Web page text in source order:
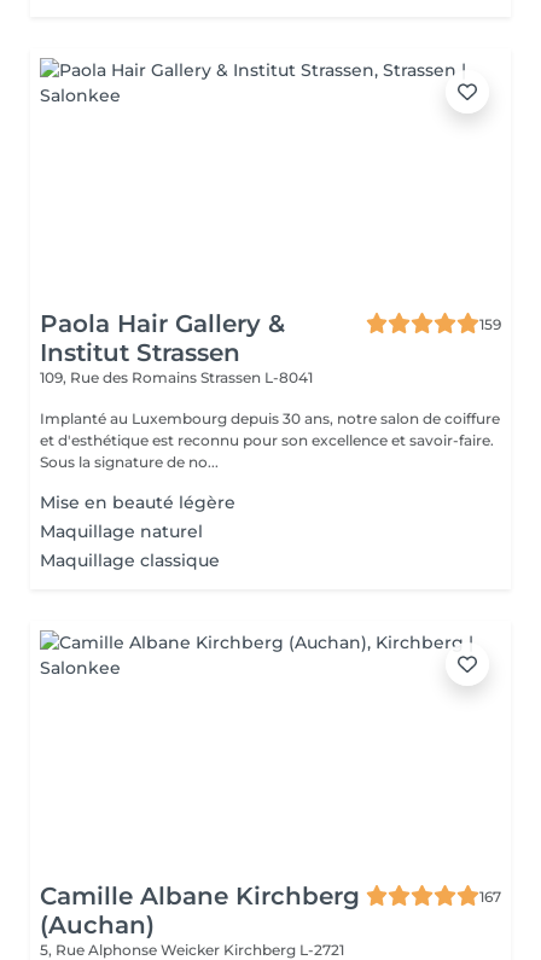
Paola Hair Gallery &
Institut Strassen
159
109, Rue des Romains Strassen L-8041
Implanté au Luxembourg depuis 30 ans, notre salon de coiffure
et d'esthétique est reconnu pour son excellence et savoir-faire.
Sous la signature de no...
Mise en beauté légère
Maquillage naturel
Maquillage classique
Camille Albane Kirchberg
(Auchan)
167
5, Rue Alphonse Weicker Kirchberg L-2721